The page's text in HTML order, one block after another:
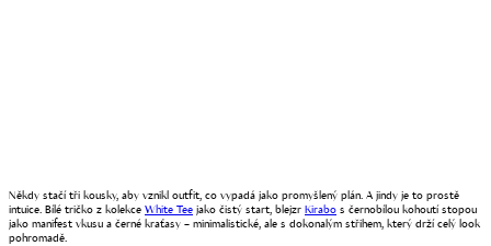
Někdy stačí tři kousky, aby vznikl outfit, co vypadá jako promyšlený plán. A jindy je to prostě
intuice. Bílé tričko z kolekce White Tee jako čistý start, blejzr Kirabo s černobílou kohoutí stopou
jako manifest vkusu a černé kraťasy – minimalistické, ale s dokonalým střihem, který drží celý look
pohromadě.